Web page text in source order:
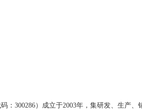
：300286） 成立于2003年，集研发、生产、